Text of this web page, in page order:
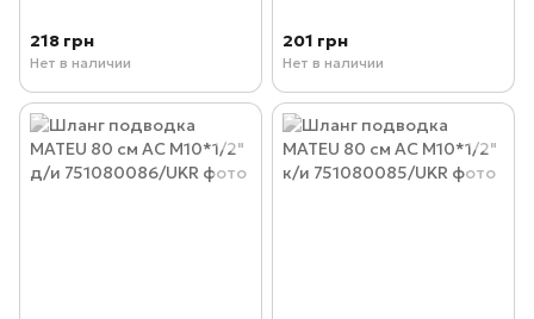
218 грн
Нет в наличии
201 грн
Нет в наличии